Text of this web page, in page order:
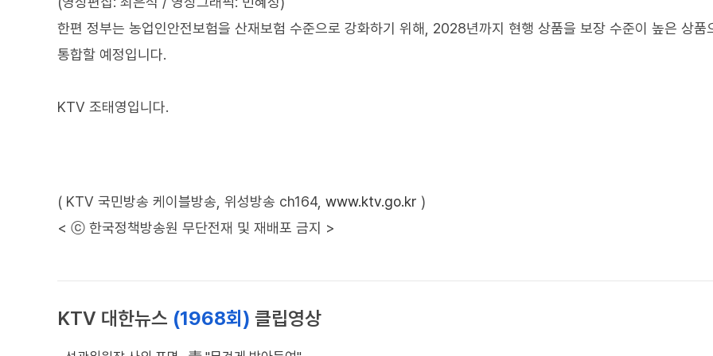
한편 정부는 농업인안전보험을 산재보험 수준으로 강화하기 위해, 2028년까지 현행 상품을 보장 수준이 높은 상품
통합할 예정입니다.
KTV 조태영입니다.
( KTV 국민방송 케이블방송, 위성방송 ch164, www.ktv.go.kr )
< ⓒ 한국정책방송원 무단전재 및 재배포 금지 >
KTV 대한뉴스 (1968회) 클립영상